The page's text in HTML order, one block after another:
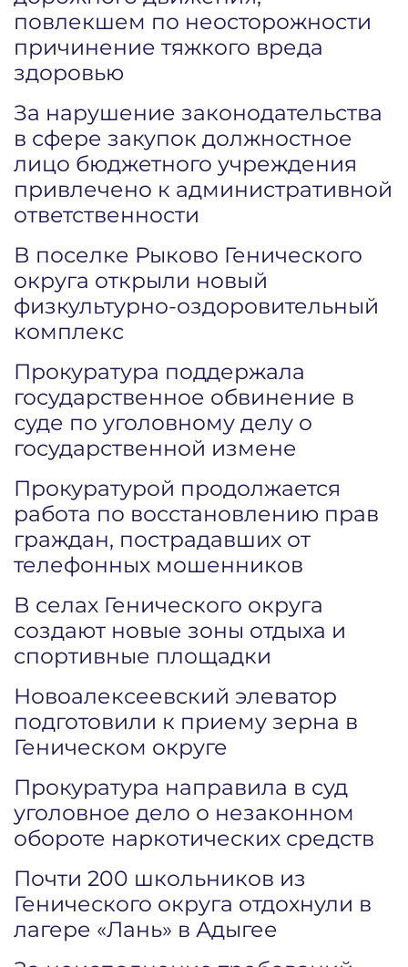
повлекшем по неосторожности
причинение тяжкого вреда
здоровью
За нарушение законодательства
в сфере закупок должностное
лицо бюджетного учреждения
привлечено к административной
ответственности
В поселке Рыково Генического
округа открыли новый
физкультурно-оздоровительный
комплекс
Прокуратура поддержала
государственное обвинение в
суде по уголовному делу о
государственной измене
Прокуратурой продолжается
работа по восстановлению прав
граждан, пострадавших от
телефонных мошенников
В селах Генического округа
создают новые зоны отдыха и
спортивные площадки
Новоалексеевский элеватор
подготовили к приему зерна в
Геническом округе
Прокуратура направила в суд
уголовное дело о незаконном
обороте наркотических средств
Почти 200 школьников из
Генического округа отдохнули в
лагере «Лань» в Адыгее